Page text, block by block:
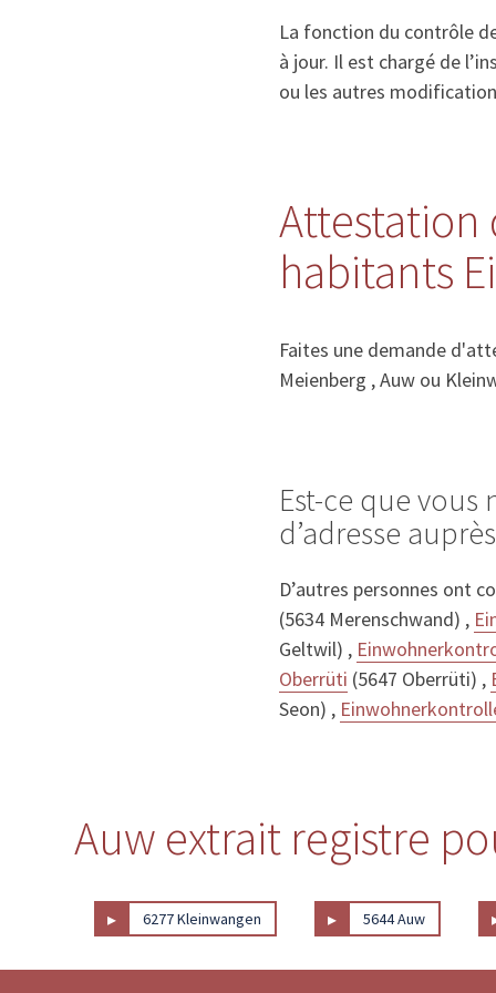
La fonction du contrôle
à jour. Il est chargé de
ou les autres
Attestation
habitants
Faites une demande
Meienberg , Auw ou
Est-ce que
d’adresse
D’autres personnes ont
(5634 Merenschwand) ,
Geltwil) ,
Oberrüti (5647 Oberrüti) ,
Seon) ,
Auw extrait registre
▸ 6277 Kleinwangen ▸ 5644 Auw